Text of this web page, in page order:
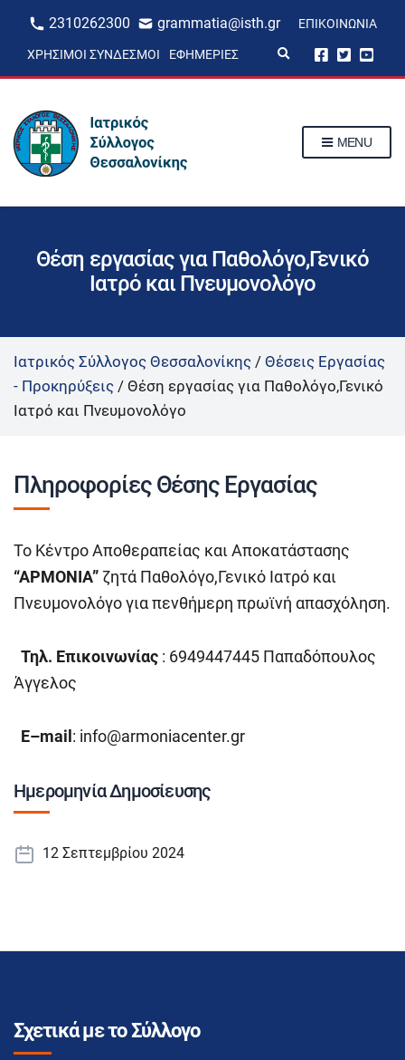
2310262300 grammatia@isth.gr ΕΠΙΚΟΙΝΩΝΊΑ
ΧΡΉΣΙΜΟΙ ΣΎΝΔΕΣΜΟΙ ΕΦΗΜΕΡΊΕΣ
p
m
MENU
Θέση εργασίας για Παθολόγο,Γενικό
Ιατρό και Πνευμονολόγο
Ιατρικός Σύλλογος Θεσσαλονίκης / Θέσεις Εργασίας
- Προκηρύξεις / Θέση εργασίας για Παθολόγο,Γενικό
Ιατρό και Πνευμονολόγο
Πληροφορίες Θέσης Εργασίας
Το Κέντρο Αποθεραπείας και Αποκατάστασης
“ΑΡΜΟΝΙΑ” ζητά Παθολόγο,Γενικό Ιατρό και
Πνευμονολόγο για πενθήμερη πρωϊνή απασχόληση.
Τηλ. Επικοινωνίας : 6949447445 Παπαδόπουλος
Άγγελος
E–mail : info@armoniacenter.gr
Ημερομηνία Δημοσίευσης
12 Σεπτεμβρίου 2024
Σχετικά με το Σύλλογο